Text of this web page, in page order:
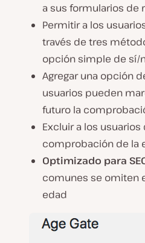
a sus formularios de
Permitir a los
través de tres
opción simple de sí/
Agregar una opción
usuarios pueden
futuro la
Excluir a los
comprobación de la
Optimizado para
comunes se omiten
edad